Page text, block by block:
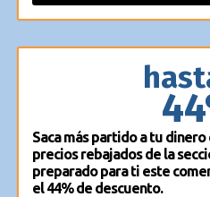
Saca más partido a tu
precios rebajados de la
preparado para ti este
el 44% de descuento.